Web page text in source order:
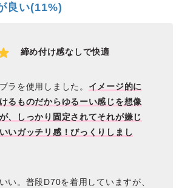
良い(11%)
締め付け感なしで快適
ラを使用しました。 イメージ的に
るものだからゆるーい感じを想像
、しっかり固定されてそれが嫌じ
いガッチリ感！びっくりしまし
い。普段D70を着用していますが、